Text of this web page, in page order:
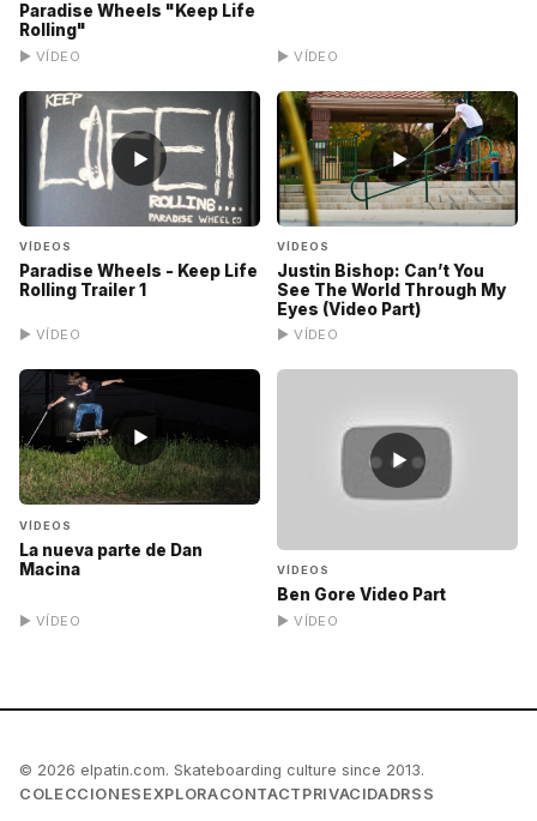
Paradise Wheels "Keep Life
Rolling"
▶ VÍDEO ▶ VÍDEO
▶
VÍDEOS
Paradise Wheels - Keep Life
Rolling Trailer 1
▶ VÍDEO
▶
VÍDEOS
Justin Bishop: Can’t You
See The World Through My
Eyes (Video Part)
▶ VÍDEO
▶
VÍDEOS
La nueva parte de Dan
Macina
▶ VÍDEO
▶
VÍDEOS
Ben Gore Video Part
▶ VÍDEO
© 2026 elpatin.com. Skateboarding culture since 2013.
COLECCIONES EXPLORACONTACT PRIVACIDADRSS